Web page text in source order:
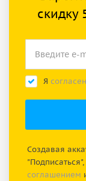
скидку
Я согласен
Создавая
соглашением